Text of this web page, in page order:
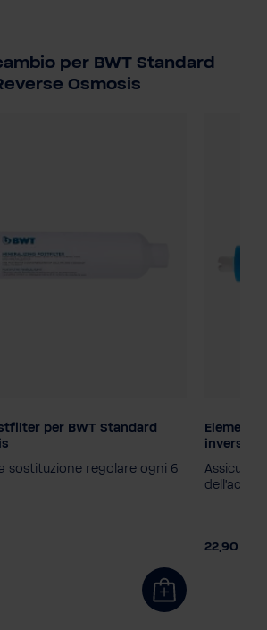
per BWT Standard
Osmosis
per BWT Standard
sostituzione regolare ogni 6
Portata
50 GPD
Elementi
inversa
Assicura
22,90 €